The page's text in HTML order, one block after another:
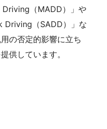
（MADD）」や
Driving（SADD）」な
の否定的影響に立ち
供しています。